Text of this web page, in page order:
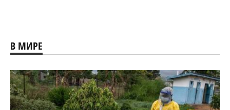
В МИРЕ